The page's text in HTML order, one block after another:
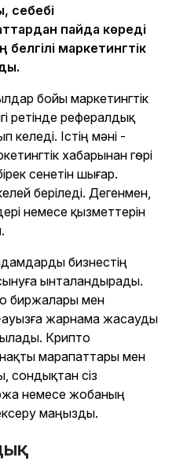
себебі
пайда көреді
маркетингтік
бойы маркетингтік
ретінде рефералдық
Істің мәні -
хабарынан гөрі
сенетін шығар.
беріледі. Дегенмен,
немесе қызметтерін
бизнестің
ынталандырады.
биржалары мен
жарнама жасауды
Крипто
марапаттары мен
сондықтан сіз
немесе жобаның
маңызды.